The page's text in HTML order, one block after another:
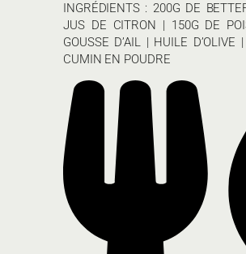
INGRÉDIENTS : 200G DE
JUS DE CITRON | 150G DE
GOUSSE D’AIL | HUILE D’OLIVE
CUMIN EN POUDRE